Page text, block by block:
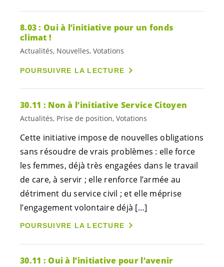
8.03 : Oui à l’initiative pour un fonds
climat !
Actualités, Nouvelles, Votations
POURSUIVRE LA LECTURE
30.11 : Non à l’initiative Service Citoyen
Actualités, Prise de position, Votations
Cette initiative impose de nouvelles obligations
sans résoudre de vrais problèmes : elle force
les femmes, déjà très engagées dans le travail
de care, à servir ; elle renforce l’armée au
détriment du service civil ; et elle méprise
l’engagement volontaire déjà […]
POURSUIVRE LA LECTURE
30.11 : Oui à l’initiative pour l’avenir